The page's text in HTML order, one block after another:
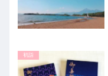
初詣